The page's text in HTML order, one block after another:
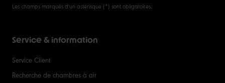
Les champs marqués d'un astérisque (*) sont obligatoires.
Service & information
Service Client
Recherche de chambres à air